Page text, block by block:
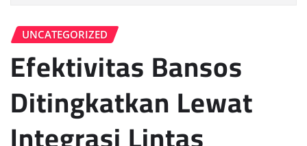
UNCATEGORIZED
Efektivitas Bansos
Ditingkatkan Lewat